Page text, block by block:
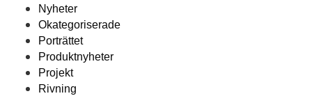
Nyheter
Okategoriserade
Porträttet
Produktnyheter
Projekt
Rivning